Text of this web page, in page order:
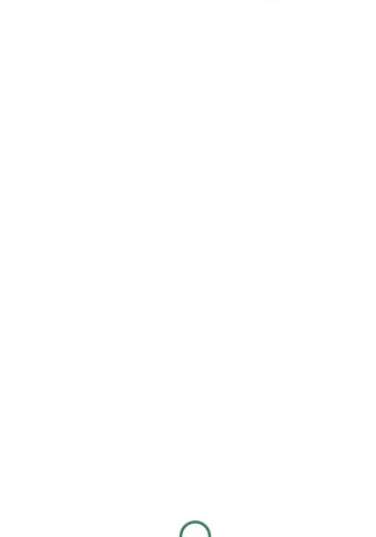
icono